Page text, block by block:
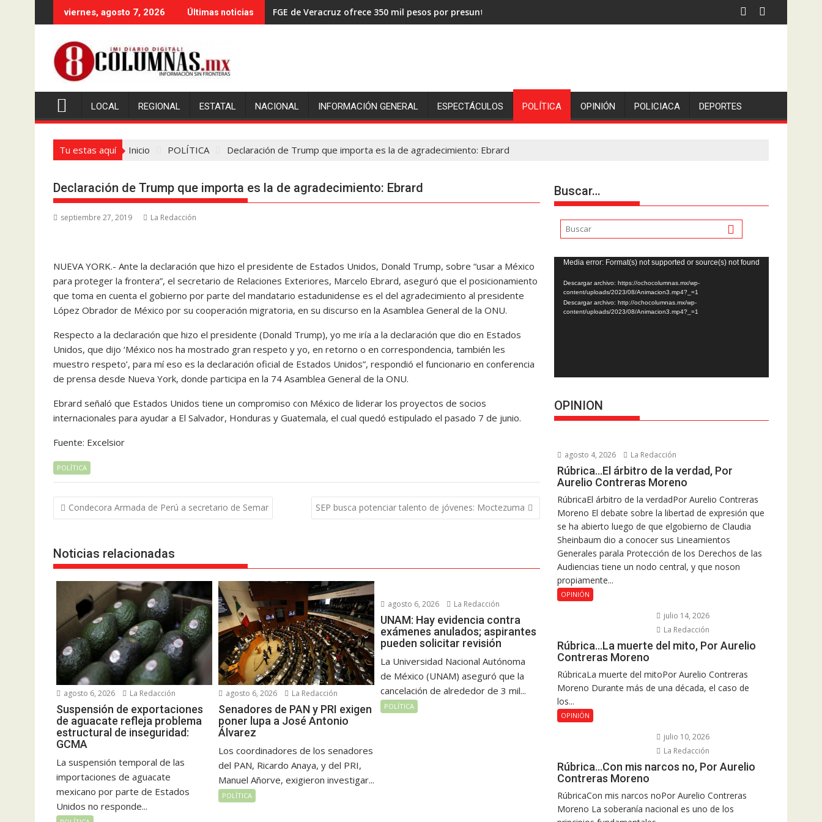
al
viernes, agosto 7, 2026 Últimas noticias FGE de Veracruz ofrece 350 mil pesos por presuntos asesinos de la comunicadora Avisack Douglas.
LOCAL REGIONAL ESTATAL NACIONAL INFORMACIÓN GENERAL ESPECTÁCULOS POLÍTICA OPINIÓN POLICIACA DEPORTES
Tu estas aquí Inicio POLÍTICA Declaración de Trump que importa es la de agradecimiento: Ebrard
Declaración de Trump que importa es la de agradecimiento: Ebrard
septiembre 27, 2019 La Redacción
NUEVA YORK.- Ante la declaración que hizo el presidente de Estados Unidos, Donald Trump, sobre “usar a México
para proteger la frontera”, el secretario de Relaciones Exteriores, Marcelo Ebrard, aseguró que el posicionamiento
que toma en cuenta el gobierno por parte del mandatario estadunidense es el del agradecimiento al presidente
López Obrador de México por su cooperación migratoria, en su discurso en la Asamblea General de la ONU.
Respecto a la declaración que hizo el presidente (Donald Trump), yo me iría a la declaración que dio en Estados
Unidos, que dijo ‘México nos ha mostrado gran respeto y yo, en retorno o en correspondencia, también les
muestro respeto’, para mí eso es la declaración oficial de Estados Unidos”, respondió el funcionario en conferencia
de prensa desde Nueva York, donde participa en la 74 Asamblea General de la ONU.
Ebrard señaló que Estados Unidos tiene un compromiso con México de liderar los proyectos de socios
internacionales para ayudar a El Salvador, Honduras y Guatemala, el cual quedó estipulado el pasado 7 de junio.
Fuente: Excelsior
POLÍTICA
Navegación
de
Condecora Armada de Perú a secretario de Semar SEP busca potenciar talento de jóvenes: Moctezuma
Noticias relacionadas
agosto 6, 2026 La Redacción
Suspensión de exportaciones
de aguacate refleja problema
estructural de inseguridad:
GCMA
La suspensión temporal de las
importaciones de aguacate
mexicano por parte de Estados
Unidos no responde...
agosto 6, 2026 La Redacción
Senadores de PAN y PRI exigen
poner lupa a José Antonio
Álvarez
Los coordinadores de los senadores
del PAN, Ricardo Anaya, y del PRI,
Manuel Añorve, exigieron investigar...
POLÍTICA
agosto 6, 2026 La Redacción
UNAM: Hay evidencia contra
exámenes anulados; aspirantes
pueden solicitar revisión
La Universidad Nacional Autónoma
de México (UNAM) aseguró que la
cancelación de alrededor de 3 mil...
POLÍTICA
Buscar…
Reproductor
de
vídeo
Media error: Format(s) not supported or source(s) not found
Descargar archivo: https://ochocolumnas.mx/wp-
content/uploads/2023/08/Animacion3.mp4?_=1
Descargar archivo: http://ochocolumnas.mx/wp-
content/uploads/2023/08/Animacion3.mp4?_=1
OPINION
agosto 4, 2026 La Redacción
Rúbrica…El árbitro de la verdad, Por
Aurelio Contreras Moreno
RúbricaEl árbitro de la verdadPor Aurelio Contreras
Moreno El debate sobre la libertad de expresión que
se ha abierto luego de que elgobierno de Claudia
Sheinbaum dio a conocer sus Lineamientos
Generales parala Protección de los Derechos de las
Audiencias tiene un nodo central, y que noson
propiamente...
OPINIÓN
julio 14, 2026
La Redacción
Rúbrica…La muerte del mito, Por Aurelio
Contreras Moreno
RúbricaLa muerte del mitoPor Aurelio Contreras
Moreno Durante más de una década, el caso de
los...
OPINIÓN
julio 10, 2026
La Redacción
Rúbrica…Con mis narcos no, Por Aurelio
Contreras Moreno
RúbricaCon mis narcos noPor Aurelio Contreras
Moreno La soberanía nacional es uno de los